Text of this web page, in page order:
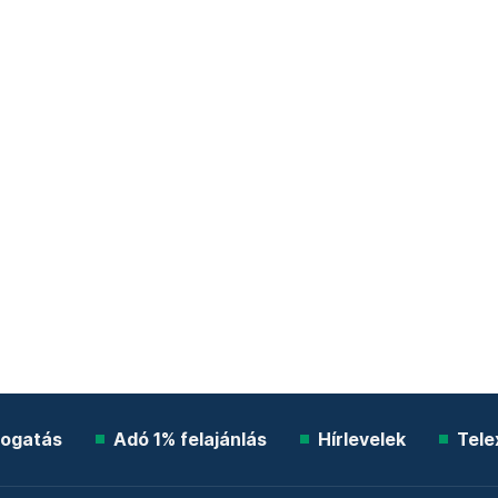
Adó 1% felajánlás Hírlevelek